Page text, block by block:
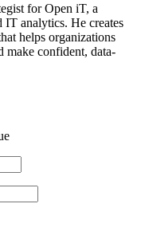
for Open iT, a
IT analytics. He creates
helps organizations
make confident, data-